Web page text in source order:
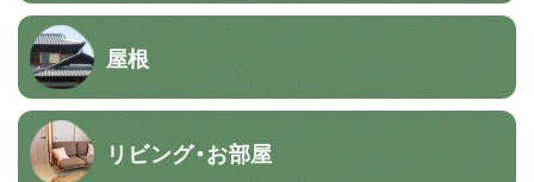
屋根
リビング・お部屋